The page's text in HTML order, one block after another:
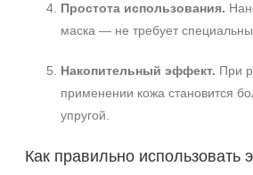
Простота использования.
маска — не требует
Накопительный эффект. При
применении кожа становится
упругой.
Как правильно использовать